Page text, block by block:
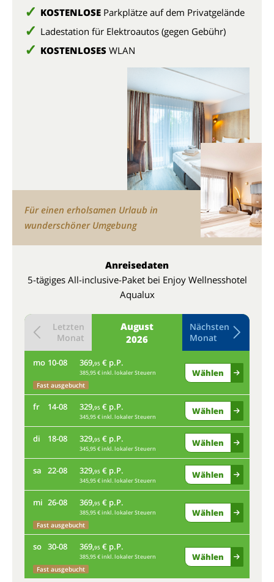
KOSTENLOSE Parkplätze auf dem Privatgelände
Ladestation für Elektroautos (gegen Gebühr)
KOSTENLOSES WLAN
Für einen erholsamen Urlaub in
wunderschöner Umgebung
Anreisedaten
5-tägiges All-inclusive-Paket bei Enjoy Wellnesshotel
Aqualux
August
2026
Letzten
Monat
Nächsten
Monat
mo 10-08 369,95 € p.P.
385,95 € inkl. lokaler Steuern
Fast ausgebucht
Wählen
fr 14-08 329,95 € p.P.
345,95 € inkl. lokaler Steuern
Wählen
di 18-08 329,95 € p.P.
345,95 € inkl. lokaler Steuern
Wählen
sa 22-08 329,95 € p.P.
345,95 € inkl. lokaler Steuern
Wählen
mi 26-08 369,95 € p.P.
385,95 € inkl. lokaler Steuern
Fast ausgebucht
Wählen
so 30-08 369,95 € p.P.
385,95 € inkl. lokaler Steuern
Fast ausgebucht
Wählen